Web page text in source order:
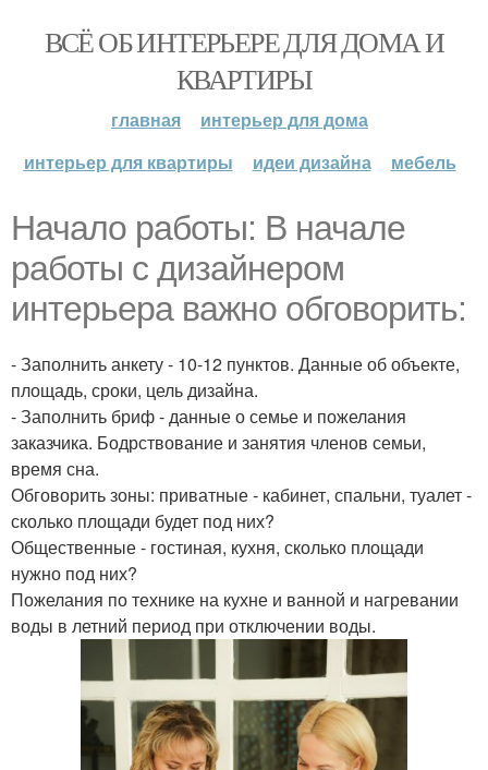
ВСЁ ОБ ИНТЕРЬЕРЕ ДЛЯ ДОМА И
КВАРТИРЫ
главная
интерьер для дома
интерьер для квартиры
идеи дизайна мебель
Начало работы: В начале
работы с дизайнером
интерьера важно обговорить:
- Заполнить анкету - 10-12 пунктов. Данные об объекте,
площадь, сроки, цель дизайна.
- Заполнить бриф - данные о семье и пожелания
заказчика. Бодрствование и занятия членов семьи,
время сна.
Обговорить зоны: приватные - кабинет, спальни, туалет -
сколько площади будет под них?
Общественные - гостиная, кухня, сколько площади
нужно под них?
Пожелания по технике на кухне и ванной и нагревании
воды в летний период при отключении воды.